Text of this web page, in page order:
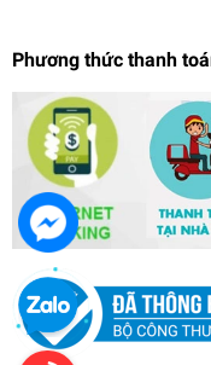
Phương thức thanh
Mô